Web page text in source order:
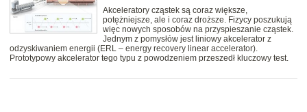
Akceleratory cząstek są coraz większe,
potężniejsze, ale i coraz droższe. Fizycy poszukują
więc nowych sposobów na przyspieszanie cząstek.
Jednym z pomysłów jest liniowy akcelerator z
odzyskiwaniem energii (ERL – energy recovery linear accelerator).
Prototypowy akcelerator tego typu z powodzeniem przeszedł kluczowy test.